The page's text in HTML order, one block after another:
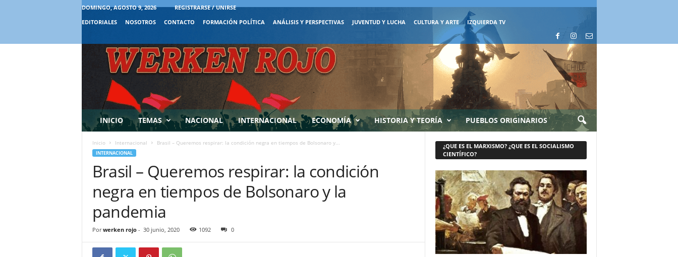
DOMINGO, AGOSTO 9, 2026
REGISTRARSE / UNIRSE
EDITORIALES
NOSOTROS CONTACTO FORMACIÓN POLÍTICA ANÁLISIS Y PERSPECTIVAS JUVENTUD Y LUCHA CULTURA Y ARTE IZQUIERDA TV
INICIO TEMAS NACIONAL INTERNACIONAL ECONOMÍA HISTORIA Y TEORÍA PUEBLOS ORIGINARIOS
Inicio Internacional Brasil – Queremos respirar: la condición negra en tiempos de Bolsonaro y...
INTERNACIONAL
Brasil – Queremos respirar: la condición
negra en tiempos de Bolsonaro y la
pandemia
Por werken rojo- 30 junio, 2020 1092 0
¿QUE ES EL MARXISMO? ¿QUE ES EL SOCIALISMO
CIENTÍFICO?